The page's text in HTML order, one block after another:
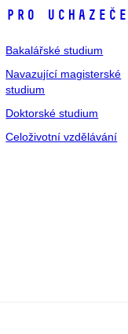
Pro uchazeče
Bakalářské studium
Navazující magisterské
studium
Doktorské studium
Celoživotní vzdělávání